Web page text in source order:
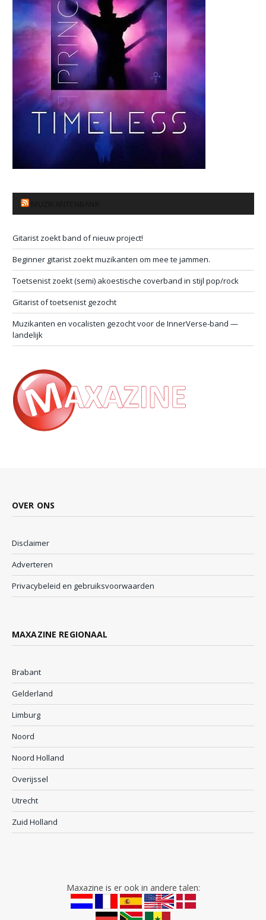
Gitarist zoekt band of nieuw project!
Beginner gitarist zoekt muzikanten om mee te jammen.
Toetsenist zoekt (semi) akoestische coverband in stijl pop/rock
Gitarist of toetsenist gezocht
Muzikanten en vocalisten gezocht voor de InnerVerse-band —
landelijk
OVER ONS
Disclaimer
Adverteren
Privacybeleid en gebruiksvoorwaarden
MAXAZINE REGIONAAL
Brabant
Gelderland
Limburg
Noord
Noord Holland
Overijssel
Utrecht
Zuid Holland
Maxazine is er ook in andere talen: